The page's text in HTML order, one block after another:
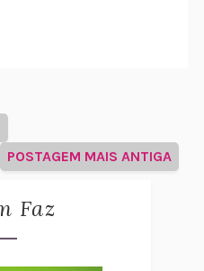
POSTAGEM MAIS ANTIGA
Faz